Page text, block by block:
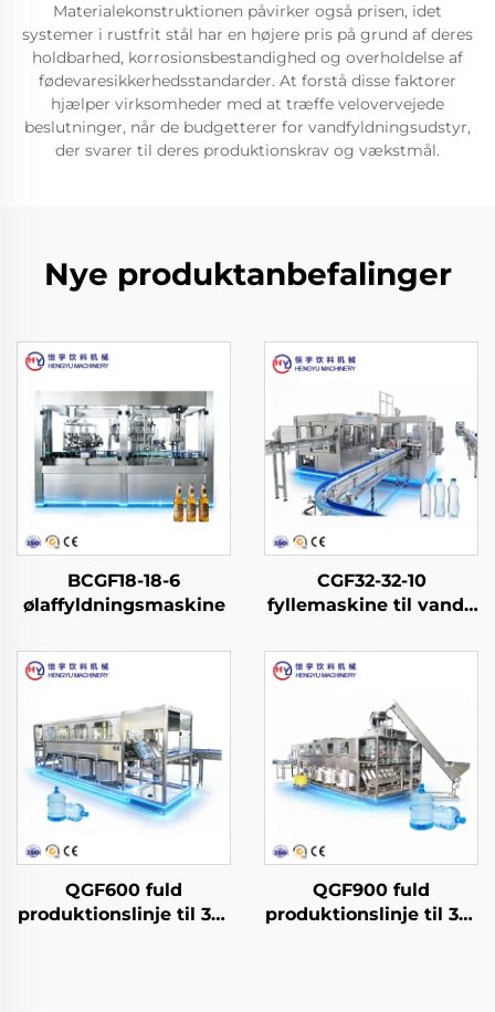
Materialekonstruktionen påvirker også prisen, idet
systemer i rustfrit stål har en højere pris på grund af deres
holdbarhed, korrosionsbestandighed og overholdelse af
fødevaresikkerhedsstandarder. At forstå disse faktorer
hjælper virksomheder med at træffe velovervejede
beslutninger, når de budgetterer for vandfyldningsudstyr,
der svarer til deres produktionskrav og vækstmål.
Nye produktanbefalinger
BCGF18-18-6
ølaffyldningsmaskine
CGF32-32-10
fyllemaskine til vand i
QGF600 fuld
produktionslinje til 3-i-
QGF900 fuld
produktionslinje til 3-i-